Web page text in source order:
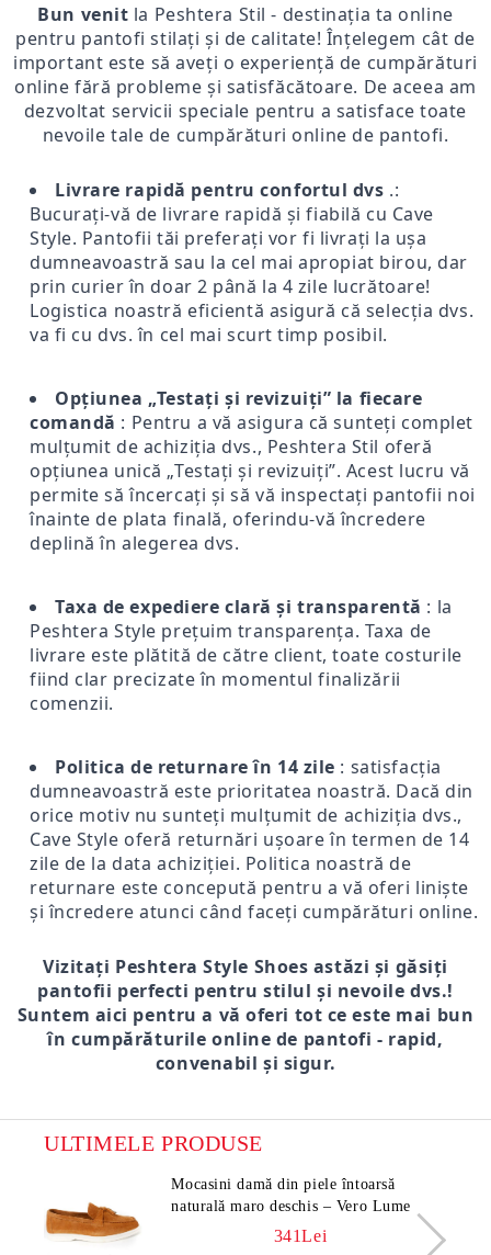
Bun venit la Peshtera Stil - destinația ta online
pentru pantofi stilați și de calitate! Înțelegem cât de
important este să aveți o experiență de cumpărături
online fără probleme și satisfăcătoare. De aceea am
dezvoltat servicii speciale pentru a satisface toate
nevoile tale de cumpărături online de pantofi.
Livrare rapidă pentru confortul dvs .:
Bucurați-vă de livrare rapidă și fiabilă cu Cave
Style. Pantofii tăi preferați vor fi livrați la ușa
dumneavoastră sau la cel mai apropiat birou, dar
prin curier în doar 2 până la 4 zile lucrătoare!
Logistica noastră eficientă asigură că selecția dvs.
va fi cu dvs. în cel mai scurt timp posibil.
Opțiunea „Testați și revizuiți” la fiecare
comandă : Pentru a vă asigura că sunteți complet
mulțumit de achiziția dvs., Peshtera Stil oferă
opțiunea unică „Testați și revizuiți”. Acest lucru vă
permite să încercați și să vă inspectați pantofii noi
înainte de plata finală, oferindu-vă încredere
deplină în alegerea dvs.
Taxa de expediere clară și transparentă : la
Peshtera Style prețuim transparența. Taxa de
livrare este plătită de către client, toate costurile
fiind clar precizate în momentul finalizării
comenzii.
Politica de returnare în 14 zile : satisfacția
dumneavoastră este prioritatea noastră. Dacă din
orice motiv nu sunteți mulțumit de achiziția dvs.,
Cave Style oferă returnări ușoare în termen de 14
zile de la data achiziției. Politica noastră de
returnare este concepută pentru a vă oferi liniște
și încredere atunci când faceți cumpărături online.
Vizitați Peshtera Style Shoes astăzi și găsiți
pantofii perfecti pentru stilul și nevoile dvs.!
Suntem aici pentru a vă oferi tot ce este mai bun
în cumpărăturile online de pantofi - rapid,
convenabil și sigur.
ULTIMELE PRODUSE
Mocasini damă din piele întoarsă
naturală maro deschis – Vero Lume
341Lei